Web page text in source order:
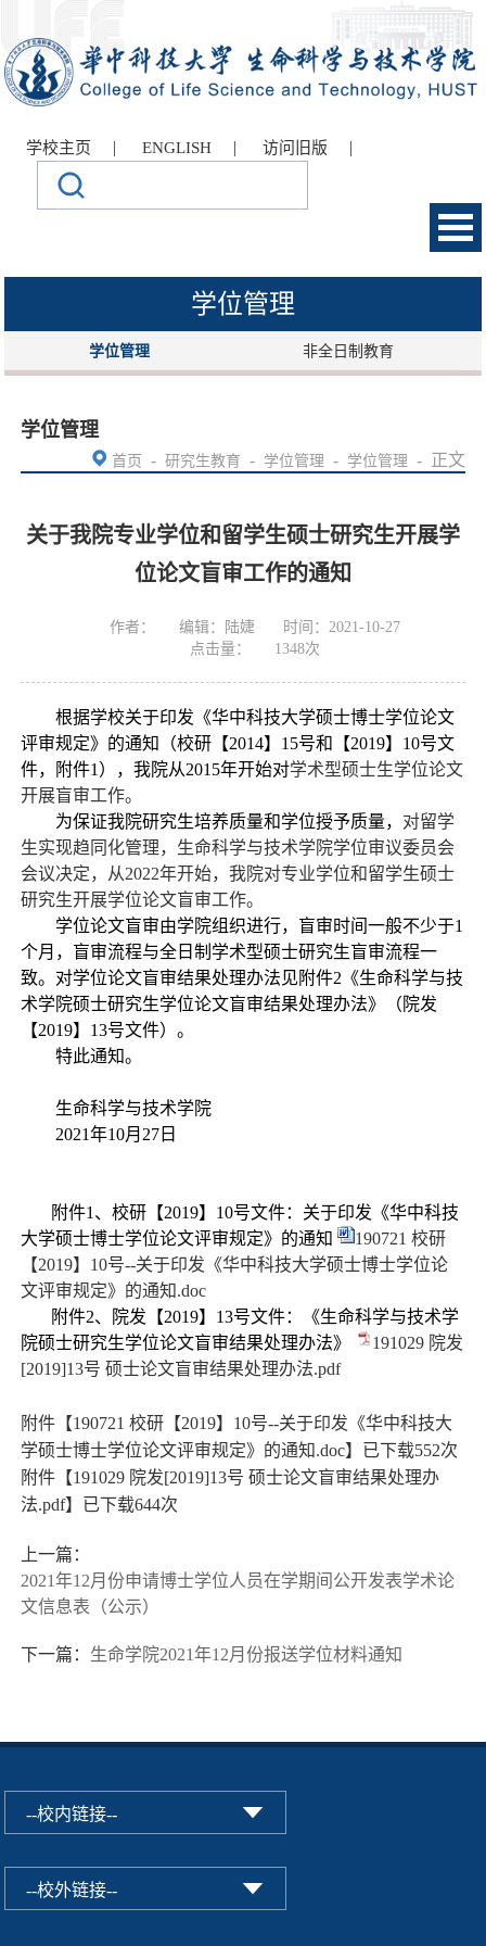
学校主页 | ENGLISH | 访问旧版 |
学位管理
学位管理 非全日制教育
学位管理
首页 - 研究生教育 - 学位管理 - 学位管理 - 正文
关于我院专业学位和留学生硕士研究生开展学
位论文盲审工作的通知
作者： 编辑：陆婕
时间：2021-10-27
点击量：
1348次
根据学校关于印发《华中科技大学硕士博士学位论文
评审规定》的通知（校研 【2014】 15号和 【2019】 10号文
件，附件1 ），我院从2015年开始对学术型硕士生学位论文
开展盲审工作。
为保证我院研究生培养质量和学位授予质量， 对留学
生实现趋同化管理，生命科学与技术学院学位审议委员会
会议决定，从2022年开始，我院对专业学位和留学生硕士
研究生开展学位论文盲审工作。
学位论文盲审由学院组织进行，盲审时间一般不少于1
个月，盲审流程与全日制学术型硕士研究生盲审流程一
致。对学位论文盲审结果处理办法见附件2 《生命科学与技
术学院硕士研究生学位论文盲审结果处理办法》（院发
【2019】 13号文件）。
特此通知。
生命科学与技术学院
2021年10月 27 日
附件1 、校研【2019】 10号文件：关于印发《华中科技
大学硕士博士学位论文评审规定》的通知
190721 校研
【2019】10号--关于印发《华中科技大学硕士博士学位论
文评审规定》的通知.doc
附件2、院发【2019】 13号文件：《生命科学与技术学
院硕士研究生学位论文盲审结果处理办法》
191029 院发
[2019]13号 硕士论文盲审结果处理办法.pdf
附件【190721 校研【2019】10号--关于印发《华中科技大
学硕士博士学位论文评审规定》的通知.doc】已下载552次
附件【191029 院发[2019]13号 硕士论文盲审结果处理办
法.pdf】已下载644次
上一篇：
2021年12月份申请博士学位人员在学期间公开发表学术论
文信息表（公示）
下一篇： 生命学院2021年12月份报送学位材料通知